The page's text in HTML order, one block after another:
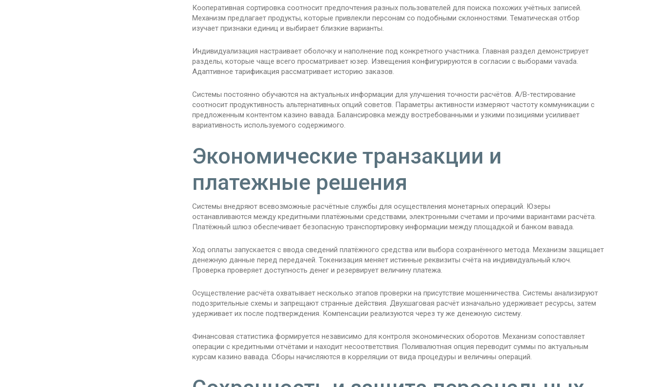
Кооперативная сортировка соотносит предпочтения разных пользователей для поиска похожих учётных записей.
Механизм предлагает продукты, которые привлекли персонам со подобными склонностями. Тематическая отбор
изучает признаки единиц и выбирает близкие варианты.
Индивидуализация настраивает оболочку и наполнение под конкретного участника. Главная раздел демонстрирует
разделы, которые чаще всего просматривает юзер. Извещения конфигурируются в согласии с выборами vavada.
Адаптивное тарификация рассматривает историю заказов.
Системы постоянно обучаются на актуальных информации для улучшения точности расчётов. A/B-тестирование
соотносит продуктивность альтернативных опций советов. Параметры активности измеряют частоту коммуникации с
предложенным контентом казино вавада. Балансировка между востребованными и узкими позициями усиливает
вариативность используемого содержимого.
Экономические транзакции и
платежные решения
Системы внедряют всевозможные расчётные службы для осуществления монетарных операций. Юзеры
останавливаются между кредитными платёжными средствами, электронными счетами и прочими вариантами расчёта.
Платёжный шлюз обеспечивает безопасную транспортировку информации между площадкой и банком вавада.
Ход оплаты запускается с ввода сведений платёжного средства или выбора сохранённого метода. Механизм защищает
денежную данные перед передачей. Токенизация меняет истинные реквизиты счёта на индивидуальный ключ.
Проверка проверяет доступность денег и резервирует величину платежа.
Осуществление расчёта охватывает несколько этапов проверки на присутствие мошенничества. Системы анализируют
подозрительные схемы и запрещают странные действия. Двухшаговая расчёт изначально удерживает ресурсы, затем
удерживает их после подтверждения. Компенсации реализуются через ту же денежную систему.
Финансовая статистика формируется независимо для контроля экономических оборотов. Механизм сопоставляет
операции с кредитными отчётами и находит несоответствия. Поливалютная опция переводит суммы по актуальным
курсам казино вавада. Сборы начисляются в корреляции от вида процедуры и величины операций.